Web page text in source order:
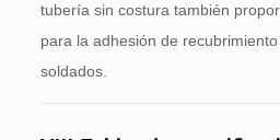
tubería sin costura también
para la adhesión de
soldados.